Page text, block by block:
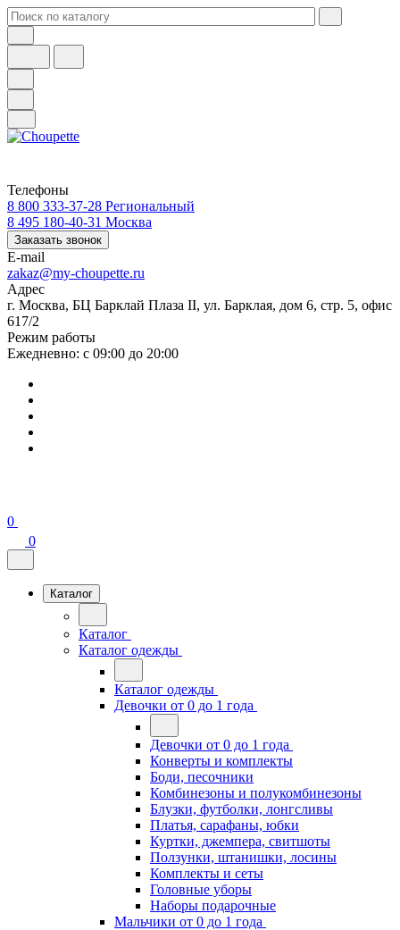
Телефоны
8 800 333-37-28 Региональный
8 495 180-40-31 Москва
Заказать звонок
E-mail
zakaz@my-choupette.ru
Адрес
г. Москва, БЦ Барклай Плаза II, ул. Барклая, дом 6, стр. 5, офис
617/2
Режим работы
Ежедневно: с 09:00 до 20:00
0
0
Каталог
Каталог
Каталог одежды
Каталог одежды
Девочки от 0 до 1 года
Девочки от 0 до 1 года
Конверты и комплекты
Боди, песочники
Комбинезоны и полукомбинезоны
Блузки, футболки, лонгсливы
Платья, сарафаны, юбки
Куртки, джемпера, свитшоты
Ползунки, штанишки, лосины
Комплекты и сеты
Головные уборы
Наборы подарочные
Мальчики от 0 до 1 года